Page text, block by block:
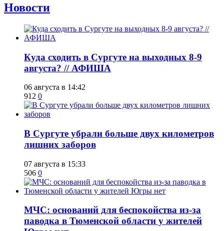
Новости
​Куда сходить в Сургуте на выходных 8-9
августа? // АФИША
06 августа в 14:42
912 0
​В Сургуте убрали больше двух километров
лишних заборов
07 августа в 15:33
506 0
​МЧС: оснований для беспокойства из-за
паводка в Тюменской области у жителей